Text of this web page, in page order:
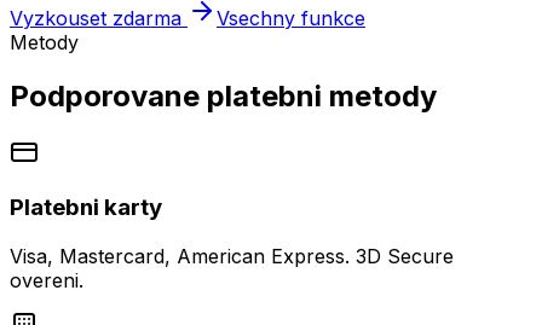
Vyzkouset zdarma
Vsechny funkce
Metody
Podporovane platebni metody
Platebni karty
Visa, Mastercard, American Express. 3D Secure
overeni.